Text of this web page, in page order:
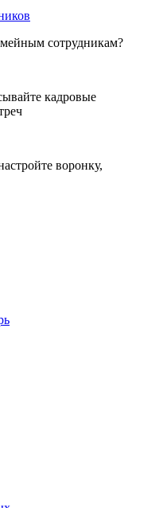
сотрудникам?
кадровые
воронку,